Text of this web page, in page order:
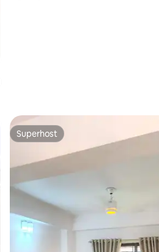
beoordeling van 5 uit 5, 7
Superhost
Superhost